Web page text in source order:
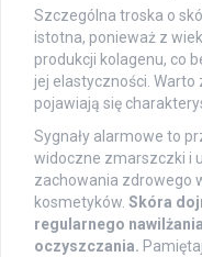
Szczególna troska o
istotna, ponieważ z
produkcji kolagenu, co
jej elastyczności.
pojawiają się
Sygnały alarmowe to
widoczne zmarszczki i
zachowania zdrowego
kosmetyków. Skóra
regularnego
oczyszczania.